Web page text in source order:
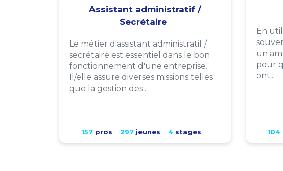
Assistant administratif /
Secrétaire
Le métier d'assistant administratif /
secrétaire est essentiel dans le bon
fonctionnement d'une entreprise.
Il/elle assure diverses missions telles
que la gestion des...
157pros 297jeunes 4stages
En
un
pour
ont...
104